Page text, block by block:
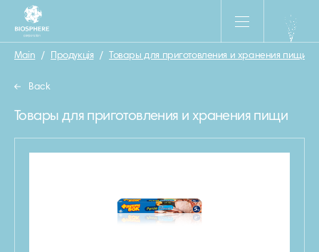
Main / Продукція / Товары для приготовления и хранения пищи
Back
Товары для приготовления и хранения пищи